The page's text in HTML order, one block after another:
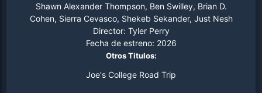
Shawn Alexander Thompson, Ben Swilley, Brian D.
Cohen, Sierra Cevasco, Shekeb Sekander, Just Nesh
Director: Tyler Perry
Fecha de estreno: 2026
Otros Titulos:
Joe's College Road Trip